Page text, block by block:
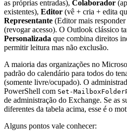
as próprias entradas), Colaborador
existentes), Editor (vê + cria + edita
Representante (Editor mais
(revogar acesso). O Outlook clássico
Personalizada que combina direitos
permitir leitura mas não exclusão.
A maioria das organizações no
padrão do calendário para todos do
(somente livre/ocupado). O
PowerShell com Set-
de administração do Exchange. Se as
diferentes da tabela acima, esse é o
Alguns pontos vale conhecer: